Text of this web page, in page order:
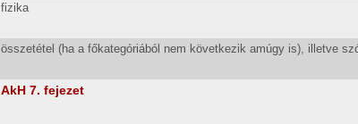
fizika
összetétel (ha a főkategóriából nem következik amúgy is), illetve
AkH 7. fejezet